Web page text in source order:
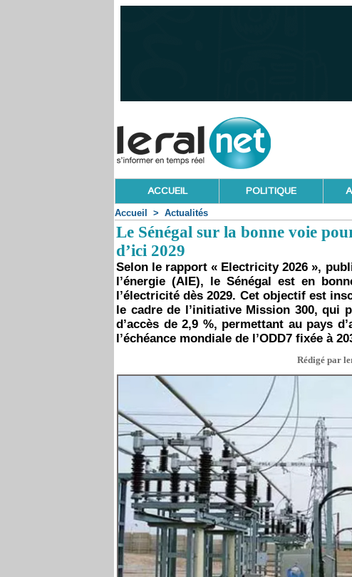
ACCUEIL POLITIQUE
Accueil > Actualités
Le Sénégal sur la bonne voie
d’ici 2029
Selon le rapport « Electricity 2026 »,
l’énergie (AIE), le Sénégal est en
l’électricité dès 2029. Cet objectif est
le cadre de l’initiative Mission 300, qui
d’accès de 2,9 %, permettant au pays
l’échéance mondiale de l’ODD7 fixée à
Rédigé par